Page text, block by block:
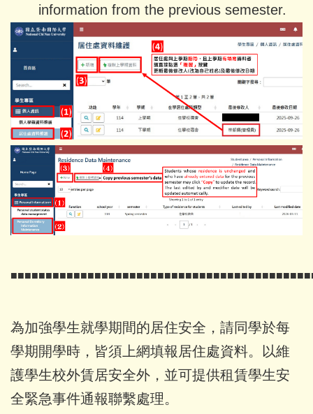
information from the previous semester.
為加強學生就學期間的居住安全，請同學於每
學期開學時，皆須上網填報居住處資料。以維
護學生校外賃居安全外，並可提供租賃學生安
全緊急事件通報聯繫處理。